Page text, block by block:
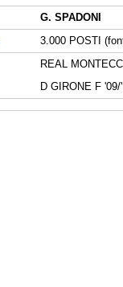
G. SPADONI
3.000 POSTI
REAL
D GIRONE F '09/